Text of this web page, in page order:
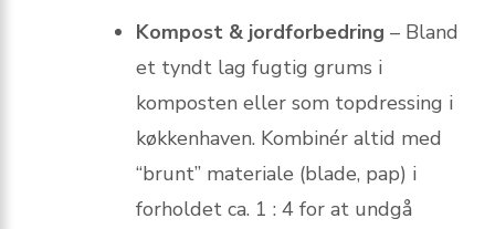
Kompost & jordforbedring – Bland
et tyndt lag fugtig grums i
komposten eller som topdressing i
køkkenhaven. Kombinér altid med
“brunt” materiale (blade, pap) i
forholdet ca. 1 : 4 for at undgå